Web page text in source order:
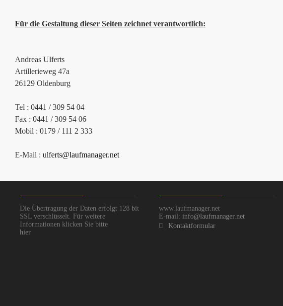
Für die Gestaltung dieser Seiten zeichnet verantwortlich:
Andreas Ulferts
Artillerieweg 47a
26129 Oldenburg
Tel : 0441 / 309 54 04
Fax : 0441 / 309 54 06
Mobil : 0179 / 111 2 333
E-Mail : ulferts@laufmanager.net
Die Übertragung der Daten erfolgt 128 bit
SSL verschlüsselt. Für weitere
Informationen klicken Sie bitte
hier
www.laufmanager.net
E-mail: info@laufmanager.net
Kontaktformular